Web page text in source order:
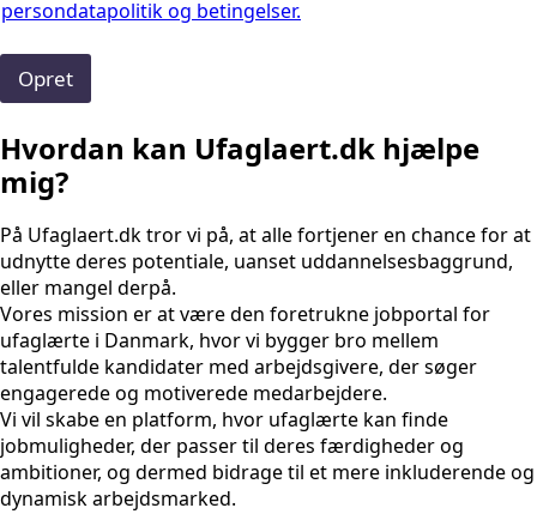
persondatapolitik og betingelser.
Opret
Hvordan kan Ufaglaert.dk hjælpe
mig?
På Ufaglaert.dk tror vi på, at alle fortjener en chance for at
udnytte deres potentiale, uanset uddannelsesbaggrund,
eller mangel derpå.
Vores mission er at være den foretrukne jobportal for
ufaglærte i Danmark, hvor vi bygger bro mellem
talentfulde kandidater med arbejdsgivere, der søger
engagerede og motiverede medarbejdere.
Vi vil skabe en platform, hvor ufaglærte kan finde
jobmuligheder, der passer til deres færdigheder og
ambitioner, og dermed bidrage til et mere inkluderende og
dynamisk arbejdsmarked.